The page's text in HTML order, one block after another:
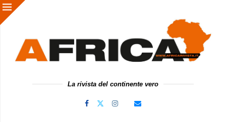
La rivista del continente vero